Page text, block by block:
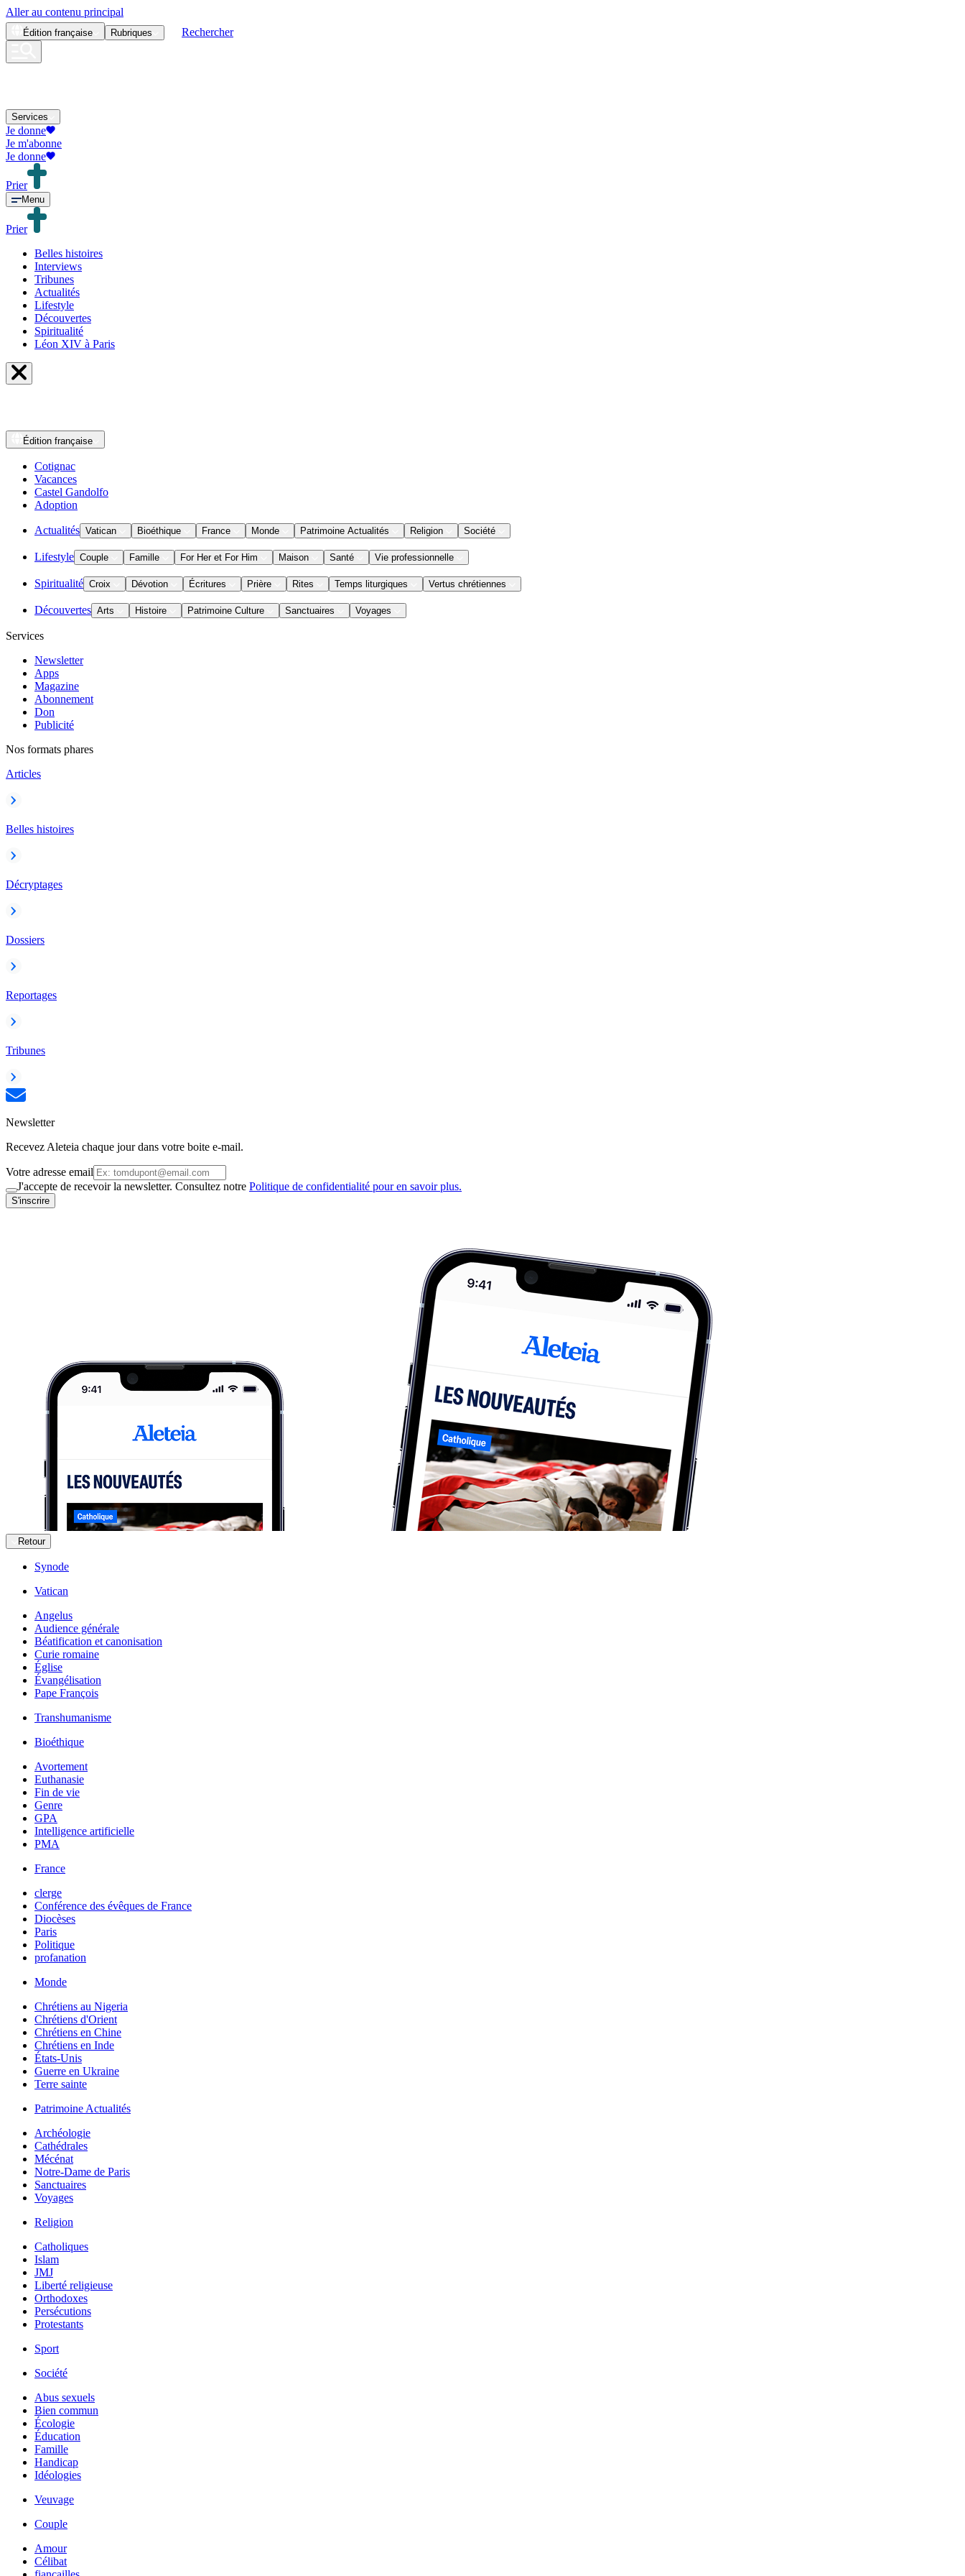
Aller au contenu principal
Édition française Rubriques Rechercher
Services
Je donne
Je m'abonne
Je donne
Prier
Menu
Prier
Belles histoires
Interviews
Tribunes
Actualités
Lifestyle
Découvertes
Spiritualité
Léon XIV à Paris
Édition française
Cotignac
Vacances
Castel Gandolfo
Adoption
Actualités Vatican Bioéthique France Monde Patrimoine Actualités Religion Société
Lifestyle Couple Famille For Her et For Him Maison Santé Vie professionnelle
Spiritualité Croix Dévotion Écritures Prière Rites Temps liturgiques Vertus chrétiennes
Découvertes Arts Histoire Patrimoine Culture Sanctuaires Voyages
Services
Newsletter
Apps
Magazine
Abonnement
Don
Publicité
Nos formats phares
Articles
Belles histoires
Décryptages
Dossiers
Reportages
Tribunes
Newsletter
Recevez Aleteia chaque jour dans votre boite e-mail.
Votre adresse email
J'accepte de recevoir la newsletter. Consultez notre Politique de confidentialité pour en savoir plus.
S'inscrire
Retour
Synode
Vatican
Angelus
Audience générale
Béatification et canonisation
Curie romaine
Église
Évangélisation
Pape François
Transhumanisme
Bioéthique
Avortement
Euthanasie
Fin de vie
Genre
GPA
Intelligence artificielle
PMA
France
clerge
Conférence des évêques de France
Diocèses
Paris
Politique
profanation
Monde
Chrétiens au Nigeria
Chrétiens d'Orient
Chrétiens en Chine
Chrétiens en Inde
États-Unis
Guerre en Ukraine
Terre sainte
Patrimoine Actualités
Archéologie
Cathédrales
Mécénat
Notre-Dame de Paris
Sanctuaires
Voyages
Religion
Catholiques
Islam
JMJ
Liberté religieuse
Orthodoxes
Persécutions
Protestants
Sport
Société
Abus sexuels
Bien commun
Écologie
Éducation
Famille
Handicap
Idéologies
Veuvage
Couple
Amour
Célibat